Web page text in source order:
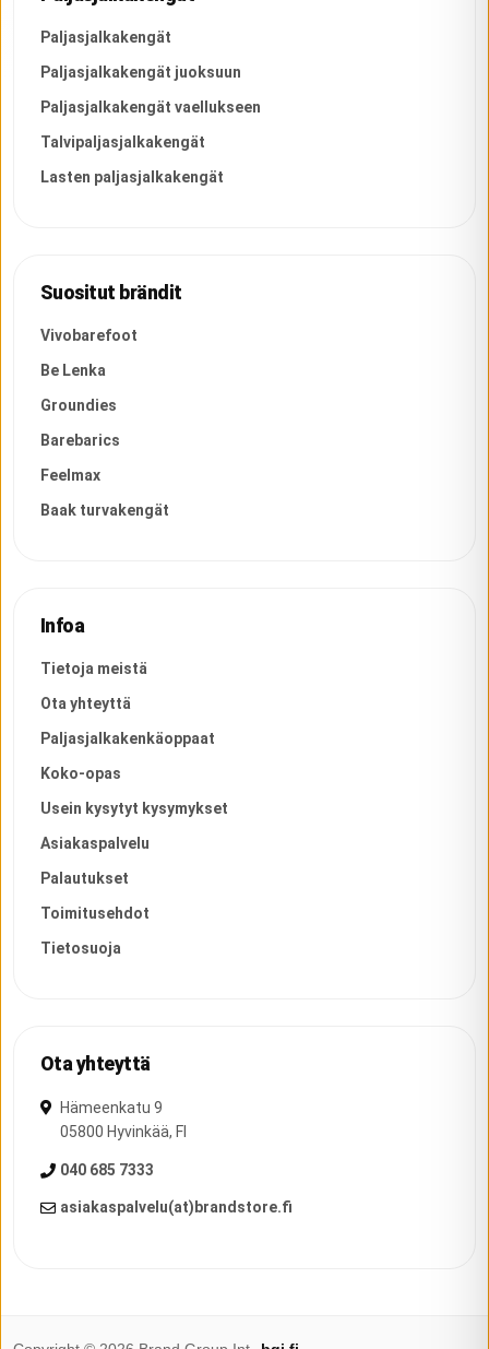
Paljasjalkakengät
Paljasjalkakengät juoksuun
Paljasjalkakengät vaellukseen
Talvipaljasjalkakengät
Lasten paljasjalkakengät
Suositut brändit
Vivobarefoot
Be Lenka
Groundies
Barebarics
Feelmax
Baak turvakengät
Infoa
Tietoja meistä
Ota yhteyttä
Paljasjalkakenkäoppaat
Koko-opas
Usein kysytyt kysymykset
Asiakaspalvelu
Palautukset
Toimitusehdot
Tietosuoja
Ota yhteyttä
Hämeenkatu 9
05800 Hyvinkää, FI
040 685 7333
asiakaspalvelu(at)brandstore.fi